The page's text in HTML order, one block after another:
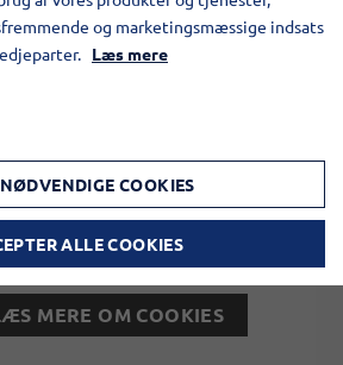
til elementet er blevet
da du ikke har accepteret de
Du kan få
til elementet ved at acceptere
cookies for elementet.
TILLAD COOKIES
MERE OM COOKIES
og marketingsmæssige indsats
Læs mere
COOKIES
ALLE COOKIES